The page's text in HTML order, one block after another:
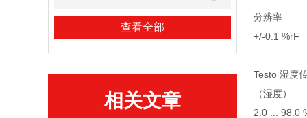
查看全部
相关文章
分辨率
+/-0.1 %rF
Testo 湿度
（湿度）
2.0 ... 98.0